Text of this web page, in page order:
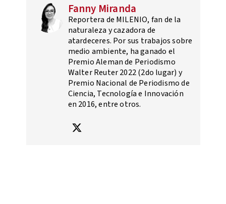
Fanny Miranda
Reportera de MILENIO, fan de la
naturaleza y cazadora de
atardeceres. Por sus trabajos sobre
medio ambiente, ha ganado el
Premio Aleman de Periodismo
Walter Reuter 2022 (2do lugar) y
Premio Nacional de Periodismo de
Ciencia, Tecnología e Innovación
en 2016, entre otros.